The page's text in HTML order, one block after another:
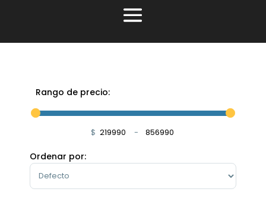
Rango de precio:
$ Minimum Price
-
Maximum Price
Ordenar por:
Sort Products